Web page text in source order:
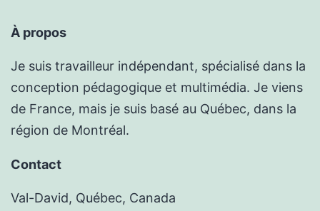
À propos
Je suis travailleur indépendant, spécialisé dans la
conception pédagogique et multimédia. Je viens
de France, mais je suis basé au Québec, dans la
région de Montréal.
Contact
Val-David, Québec, Canada